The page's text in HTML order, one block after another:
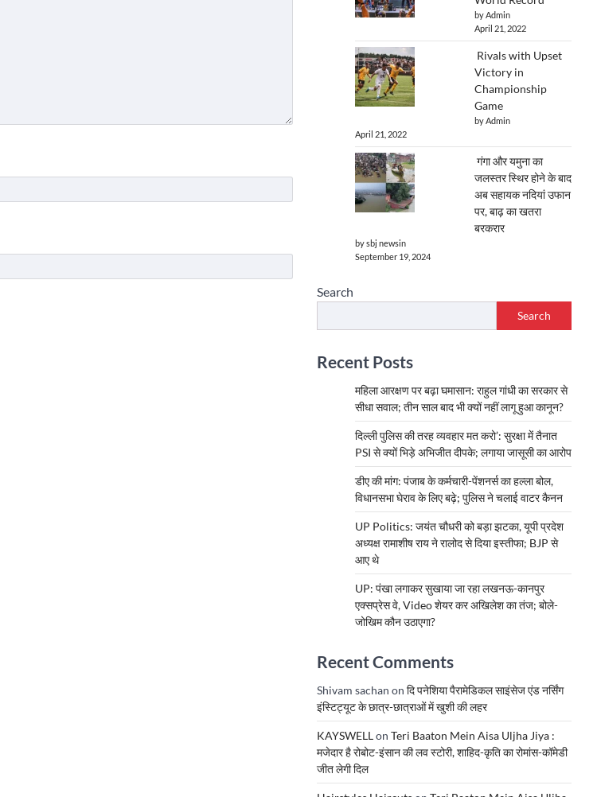
by Admin
April 21, 2022
Rivals with Upset
Victory in
Championship
Game
by Admin
April 21, 2022
गंगा और यमुना का
जलस्तर स्थिर होने के बाद
अब सहायक नदियां उफान
पर, बाढ़ का खतरा
बरकरार
by sbj newsin
September 19, 2024
Search
Search
Recent Posts
महिला आरक्षण पर बढ़ा घमासान: राहुल गांधी का सरकार से
सीधा सवाल; तीन साल बाद भी क्यों नहीं लागू हुआ कानून?
दिल्ली पुलिस की तरह व्यवहार मत करो’: सुरक्षा में तैनात
PSI से क्यों भिड़े अभिजीत दीपके; लगाया जासूसी का आरोप
डीए की मांग: पंजाब के कर्मचारी-पेंशनर्स का हल्ला बोल,
विधानसभा घेराव के लिए बढ़े; पुलिस ने चलाई वाटर कैनन
UP Politics: जयंत चौधरी को बड़ा झटका, यूपी प्रदेश
अध्यक्ष रामाशीष राय ने रालोद से दिया इस्तीफा; BJP से
आए थे
UP: पंखा लगाकर सुखाया जा रहा लखनऊ-कानपुर
एक्सप्रेस वे, Video शेयर कर अखिलेश का तंज; बोले-
जोखिम कौन उठाएगा?
Recent Comments
Shivam sachan on दि पनेशिया पैरामेडिकल साइंसेज एंड नर्सिंग
इंस्टिट्यूट के छात्र-छात्राओं में खुशी की लहर
KAYSWELLon Teri Baaton Mein Aisa Uljha Jiya :
मजेदार है रोबोट-इंसान की लव स्टोरी, शाहिद-कृति का रोमांस-कॉमेडी
जीत लेगी दिल